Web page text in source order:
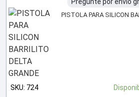
PISTOLA PARA SILICON
SKU: 724